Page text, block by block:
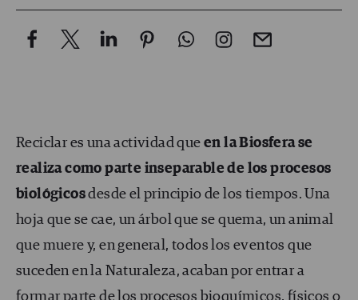
Reciclar es una actividad que en la Biosfera se
realiza como parte inseparable de los procesos
biológicosdesde el principio de los tiempos. Una
hoja que se cae, un árbol que se quema, un animal
que muere y, en general, todos los eventos que
suceden en la Naturaleza, acaban por entrar a
formar parte de los procesos bioquímicos, físicos o